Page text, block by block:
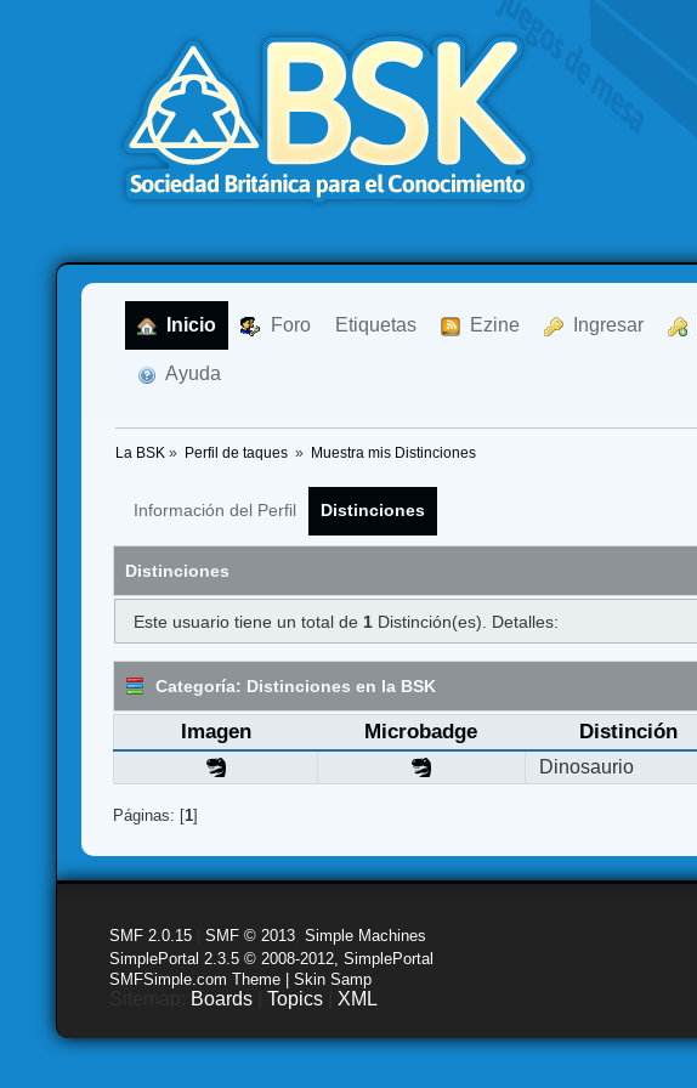
Inicio Foro Etiquetas Ezine Ingresar
Ayuda
La BSK » Perfil de taques » Muestra mis Distinciones
Información del Perfil Distinciones
Distinciones
Este usuario tiene un total de 1Distinción(es). Detalles:
Categoría: Distinciones en la BSK
Imagen Microbadge Distinción
Dinosaurio
Páginas: [1]
SMF 2.0.15 |SMF © 2013 ,Simple Machines
SimplePortal 2.3.5 © 2008-2012, SimplePortal
SMFSimple.com Theme | Skin Samp
Boards |Topics XML